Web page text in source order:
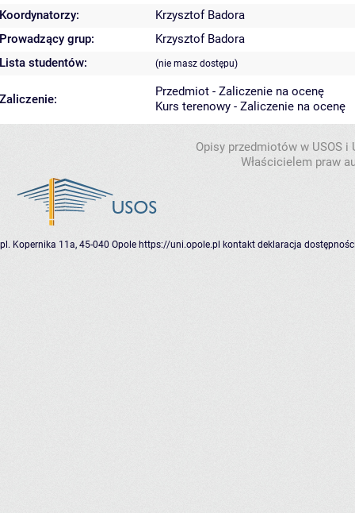
Koordynatorzy:
Krzysztof Badora
Prowadzący grup:
Krzysztof Badora
Lista studentów:
(nie masz dostępu)
Zaliczenie:
Przedmiot - Zaliczenie na ocenę
Kurs terenowy - Zaliczenie na ocenę
Opisy przedmiotów w USOS
Właścicielem praw
pl. Kopernika 11a, 45-040 Opole https://uni.opole.pl kontakt deklaracja